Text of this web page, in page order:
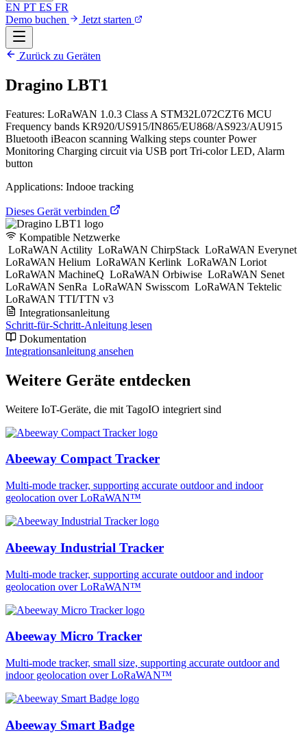
EN PT ES FR
Demo buchen
Jetzt starten
Zurück zu Geräten
Dragino LBT1
Features: LoRaWAN 1.0.3 Class A STM32L072CZT6 MCU
Frequency bands KR920/US915/IN865/EU868/AS923/AU915
Bluetooth iBeacon scanning Walking steps counter Power
Monitoring Charging circuit via USB port Tri-color LED, Alarm
button
Applications: Indooe tracking
Dieses Gerät verbinden
Kompatible Netzwerke
LoRaWAN Actility LoRaWAN ChirpStack LoRaWAN Everynet
LoRaWAN Helium LoRaWAN Kerlink LoRaWAN Loriot
LoRaWAN MachineQ LoRaWAN Orbiwise LoRaWAN Senet
LoRaWAN SenRa LoRaWAN Swisscom LoRaWAN Tektelic
LoRaWAN TTI/TTN v3
Integrationsanleitung
Schritt-für-Schritt-Anleitung lesen
Dokumentation
Integrationsanleitung ansehen
Weitere Geräte entdecken
Weitere IoT-Geräte, die mit TagoIO integriert sind
Abeeway Compact Tracker
Multi-mode tracker, supporting accurate outdoor and indoor
geolocation over LoRaWAN™
Abeeway Industrial Tracker
Multi-mode tracker, supporting accurate outdoor and indoor
geolocation over LoRaWAN™
Abeeway Micro Tracker
Multi-mode tracker, small size, supporting accurate outdoor and
indoor geolocation over LoRaWAN™
Abeeway Smart Badge